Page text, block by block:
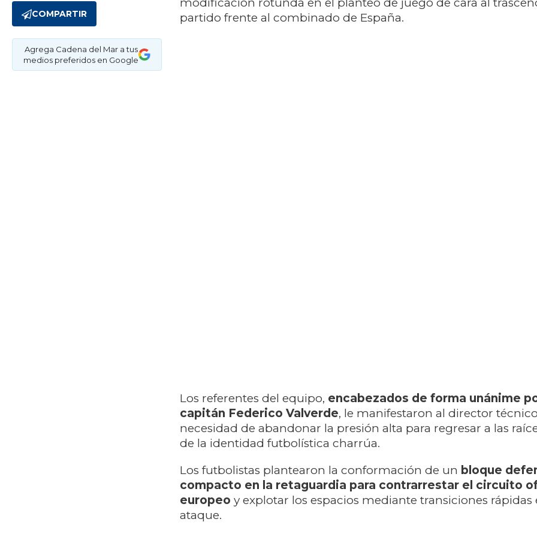
COMPARTIR
Agrega Cadena del Mar a tus
medios preferidos en Google
modificación rotunda en el planteo de juego de cara al
partido frente al combinado de España.
Los referentes del equipo, encabezados de forma unánime
capitán Federico Valverde, le manifestaron al director
necesidad de abandonar la presión alta para regresar a las
de la identidad futbolística charrúa.
Los futbolistas plantearon la conformación de un bloque
compacto en la retaguardia para contrarrestar el circuito
europeo y explotar los espacios mediante transiciones rápidas
ataque.